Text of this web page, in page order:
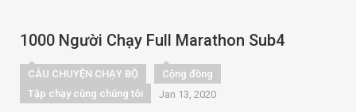
1000 Người Chạy Full Marathon Sub4
CÂU CHUYỆN CHẠY BỘ
Cộng đồng
Tập chạy cùng chúng tôi
Jan 13, 2020